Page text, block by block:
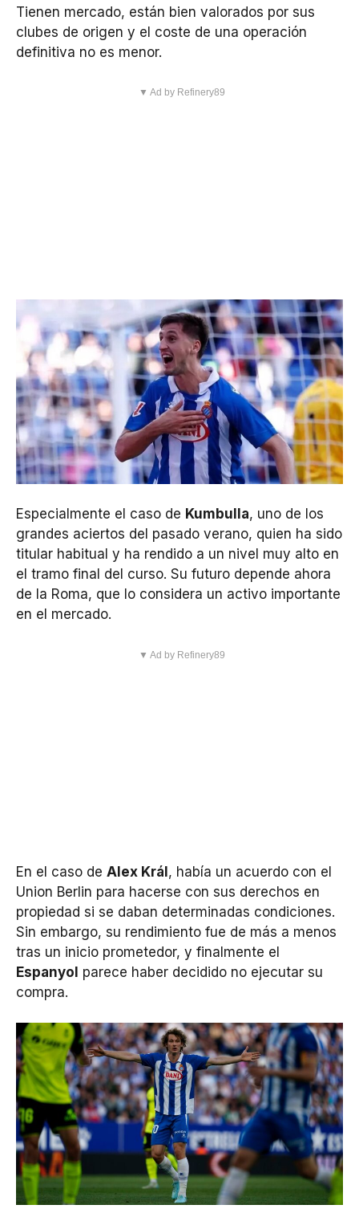
Tienen mercado, están bien valorados por sus
clubes de origen y el coste de una operación
definitiva no es menor.
▼ Ad by Refinery89
Especialmente el caso de Kumbulla, uno de los
grandes aciertos del pasado verano, quien ha sido
titular habitual y ha rendido a un nivel muy alto en
el tramo final del curso. Su futuro depende ahora
de la Roma, que lo considera un activo importante
en el mercado.
▼ Ad by Refinery89
En el caso de Alex Král, había un acuerdo con el
Union Berlin para hacerse con sus derechos en
propiedad si se daban determinadas condiciones.
Sin embargo, su rendimiento fue de más a menos
tras un inicio prometedor, y finalmente el
Espanyol parece haber decidido no ejecutar su
compra.